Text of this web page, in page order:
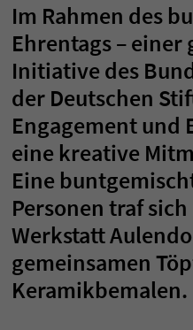
Im Rahmen des
Ehrentags – einer
Initiative des
der Deutschen
Engagement und
eine kreative
Eine
Personen traf
Werkstatt
gemeinsamen
Keramikbemalen.